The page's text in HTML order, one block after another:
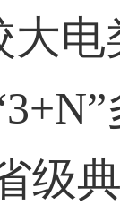
大
3+N
级